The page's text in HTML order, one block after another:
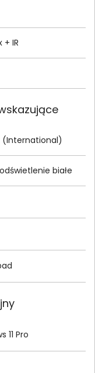
+ IR
(International)
białe
11 Pro